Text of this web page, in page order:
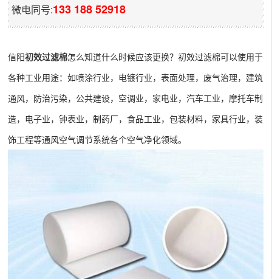
微电同号:133 188 52918
信阳初效过滤棉怎么知道什么时候应该更换？初效过滤棉可以使用于
各种工业用途：如喷涂行业，电镀行业，表面处理，废气治理，建筑
通风，防治污染，公共建设，空调业，家电业，汽车工业，摩托车制
造，电子业，钟表业，制药厂，食品工业，包装材料，家具行业，装
饰工程等通风空气调节系统各个空气净化领域。